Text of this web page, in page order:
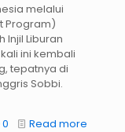
melalui
Program)
Liburan
kali ini kembali
tepatnya di
Sobbi.
0 Read more